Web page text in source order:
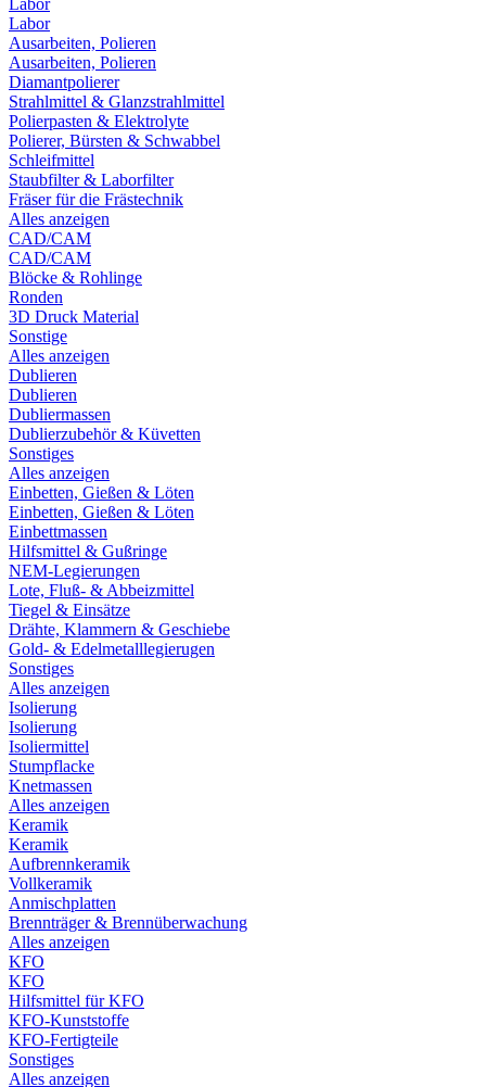
Labor
Labor
Ausarbeiten, Polieren
Ausarbeiten, Polieren
Diamantpolierer
Strahlmittel & Glanzstrahlmittel
Polierpasten & Elektrolyte
Polierer, Bürsten & Schwabbel
Schleifmittel
Staubfilter & Laborfilter
Fräser für die Frästechnik
Alles anzeigen
CAD/CAM
CAD/CAM
Blöcke & Rohlinge
Ronden
3D Druck Material
Sonstige
Alles anzeigen
Dublieren
Dublieren
Dubliermassen
Dublierzubehör & Küvetten
Sonstiges
Alles anzeigen
Einbetten, Gießen & Löten
Einbetten, Gießen & Löten
Einbettmassen
Hilfsmittel & Gußringe
NEM-Legierungen
Lote, Fluß- & Abbeizmittel
Tiegel & Einsätze
Drähte, Klammern & Geschiebe
Gold- & Edelmetalllegierugen
Sonstiges
Alles anzeigen
Isolierung
Isolierung
Isoliermittel
Stumpflacke
Knetmassen
Alles anzeigen
Keramik
Keramik
Aufbrennkeramik
Vollkeramik
Anmischplatten
Brennträger & Brennüberwachung
Alles anzeigen
KFO
KFO
Hilfsmittel für KFO
KFO-Kunststoffe
KFO-Fertigteile
Sonstiges
Alles anzeigen